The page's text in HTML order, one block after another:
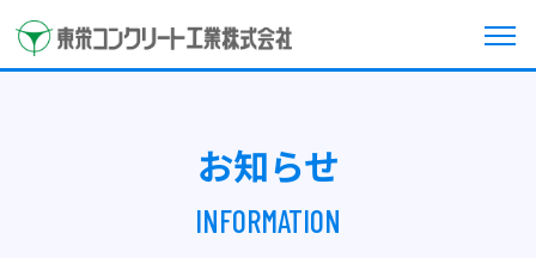
お知らせ
INFORMATION